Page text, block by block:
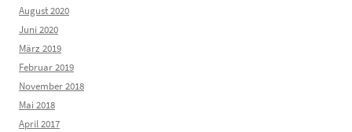
August 2020
Juni 2020
März 2019
Februar 2019
November 2018
Mai 2018
April 2017